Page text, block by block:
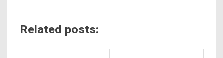
Related posts: